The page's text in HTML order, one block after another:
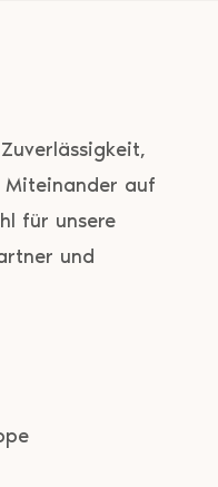
Miteinander auf
für unsere
und